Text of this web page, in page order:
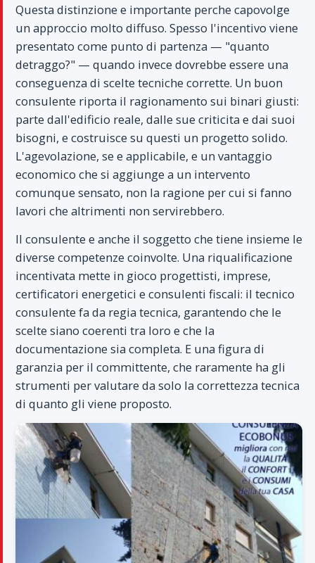
Questa distinzione e importante perche capovolge
un approccio molto diffuso. Spesso l'incentivo viene
presentato come punto di partenza — "quanto
detraggo?" — quando invece dovrebbe essere una
conseguenza di scelte tecniche corrette. Un buon
consulente riporta il ragionamento sui binari giusti:
parte dall'edificio reale, dalle sue criticita e dai suoi
bisogni, e costruisce su questi un progetto solido.
L'agevolazione, se e applicabile, e un vantaggio
economico che si aggiunge a un intervento
comunque sensato, non la ragione per cui si fanno
lavori che altrimenti non servirebbero.
Il consulente e anche il soggetto che tiene insieme le
diverse competenze coinvolte. Una riqualificazione
incentivata mette in gioco progettisti, imprese,
certificatori energetici e consulenti fiscali: il tecnico
consulente fa da regia tecnica, garantendo che le
scelte siano coerenti tra loro e che la
documentazione sia completa. E una figura di
garanzia per il committente, che raramente ha gli
strumenti per valutare da solo la correttezza tecnica
di quanto gli viene proposto.